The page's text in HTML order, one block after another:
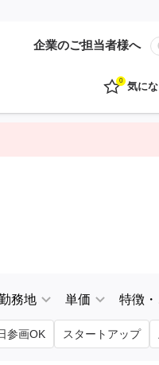
企業のご担当者様へ
0 気に
務地 単価 特徴・
参画OK スタートアップ